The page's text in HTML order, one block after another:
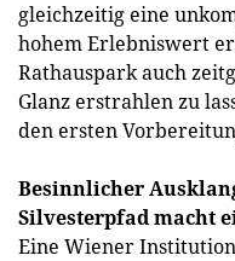
gleichzeitig eine
hohem Erlebniswert
Rathauspark auch
Glanz erstrahlen zu
den ersten
Besinnlicher
Silvesterpfad macht
Eine Wiener